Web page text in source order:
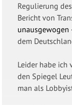
Regulierung
Bericht von
unausgewogen
dem
Leider habe ich
den Spiegel
man als